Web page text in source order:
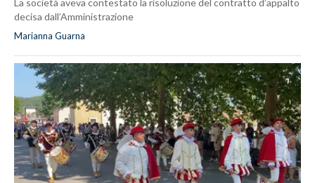
La società aveva contestato la risoluzione del contratto d’appalto
decisa dall’Amministrazione
Marianna Guarna